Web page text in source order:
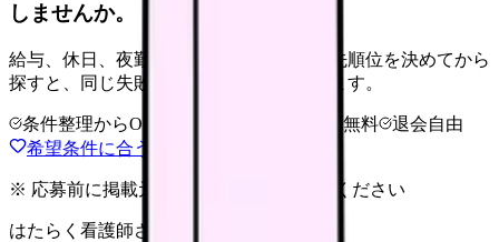
しませんか。
給与、休日、夜勤、通勤、人間関係。優先順位を決めてから
探すと、同じ失敗を繰り返しにくくなります。
条件整理からOK 完全無料
退会自由
希望条件に合う職場を相談する
※ 応募前に掲載元の最新情報を確認してください
はたらく看護師さん 求人